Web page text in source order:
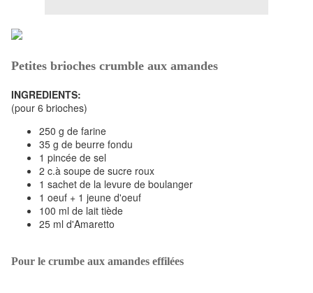
Petites brioches crumble aux amandes
INGREDIENTS:
(pour 6 brioches)
250 g de farine
35 g de beurre fondu
1 pincée de sel
2 c.à soupe de sucre roux
1 sachet de la levure de boulanger
1 oeuf + 1 jeune d'oeuf
100 ml de lait tiède
25 ml d'Amaretto
Pour le crumbe aux amandes effilées